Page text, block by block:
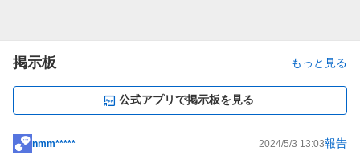
掲示板 もっと見る
公式アプリで掲示板を見る
掲
nmm***** 2024/5/3 13:03報告